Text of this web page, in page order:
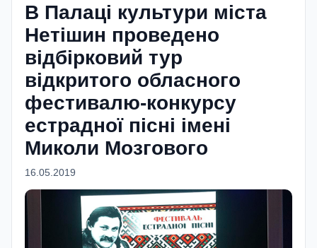
В Палаці культури міста
Нетішин проведено
відбірковий тур
відкритого обласного
фестивалю-конкурсу
естрадної пісні імені
Миколи Мозгового
16.05.2019